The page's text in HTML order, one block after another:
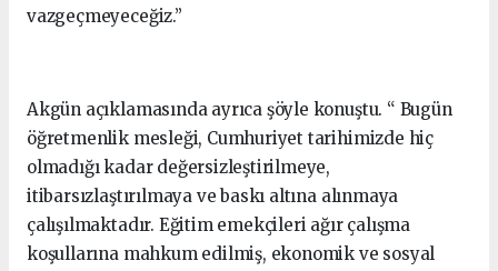
vazgeçmeyeceğiz.”
Akgün açıklamasında ayrıca şöyle konuştu. “ Bugün
öğretmenlik mesleği, Cumhuriyet tarihimizde hiç
olmadığı kadar değersizleştirilmeye,
itibarsızlaştırılmaya ve baskı altına alınmaya
çalışılmaktadır. Eğitim emekçileri ağır çalışma
koşullarına mahkum edilmiş, ekonomik ve sosyal